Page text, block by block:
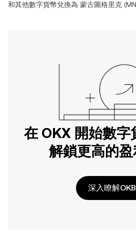
和其他數字貨幣兌換為 蒙古圖格里克 (
在 OKX 開始數字
解鎖更高的盈
深入瞭解OKB